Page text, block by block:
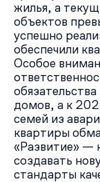
жилья, а
объектов
успешно
обеспечили
Особое
домов, а к
семей из
квартиры
«Развитие» —
создавать
стандарты